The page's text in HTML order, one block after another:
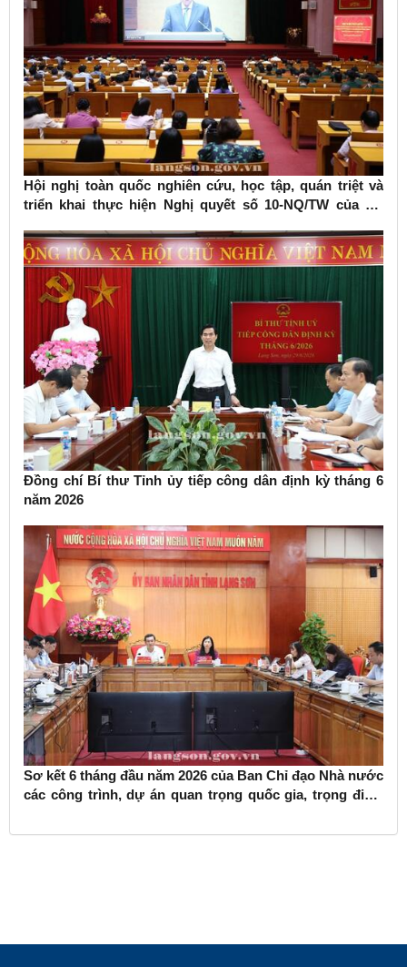
Hội nghị toàn quốc nghiên cứu, học tập, quán triệt và
triển khai thực hiện Nghị quyết số 10-NQ/TW của Bộ
Đồng chí Bí thư Tỉnh ủy tiếp công dân định kỳ tháng 6
năm 2026
Sơ kết 6 tháng đầu năm 2026 của Ban Chỉ đạo Nhà nước
các công trình, dự án quan trọng quốc gia, trọng điểm